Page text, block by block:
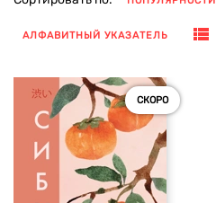
АЛФАВИТНЫЙ УКАЗАТЕЛЬ
СКОРО